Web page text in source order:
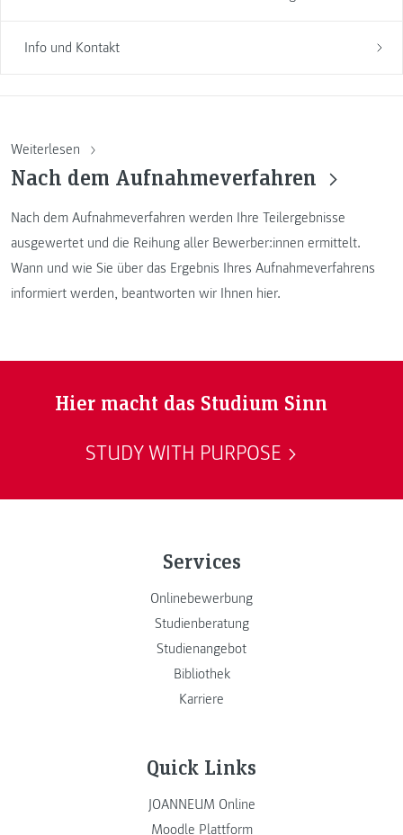
Info und Kontakt
Weiterlesen
Nach dem Aufnahmeverfahren
Nach dem Aufnahmeverfahren werden Ihre Teilergebnisse
ausgewertet und die Reihung aller Bewerber:innen ermittelt.
Wann und wie Sie über das Ergebnis Ihres Aufnahmeverfahrens
informiert werden, beantworten wir Ihnen hier.
Hier macht das Studium Sinn
STUDY WITH PURPOSE
Services
Onlinebewerbung
Studienberatung
Studienangebot
Bibliothek
Karriere
Quick Links
JOANNEUM Online
Moodle Plattform